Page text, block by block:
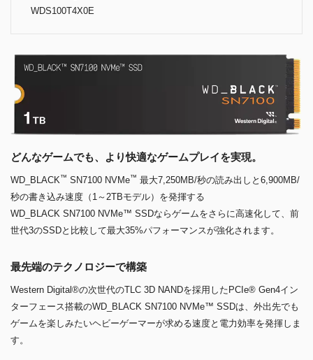
WDS100T4X0E
どんなゲームでも、より快適なゲームプレイを実現。
WD_BLACK™ SN7100 NVMe™ 最大7,250MB/秒の読み出しと6,900MB/
秒の書き込み速度（1～2TBモデル）を発揮する
WD_BLACK SN7100 NVMe™ SSDならゲームをさらに高速化して、前
世代3のSSDと比較して最大35%パフォーマンスが強化されます。
最先端のテクノロジーで構築
Western Digital®の次世代のTLC 3D NANDを採用したPCIe® Gen4イン
ターフェース搭載のWD_BLACK SN7100 NVMe™ SSDは、外出先でも
ゲームを楽しみたいヘビーゲーマーが求める速度と電力効率を発揮しま
す。